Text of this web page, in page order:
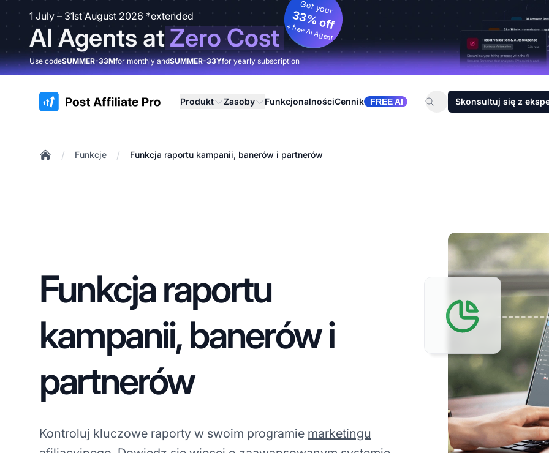
1 July – 31st August 2026 *extended
AI Agents atZero Cost
Get your
33% off
+ free AI Agent
Use codeSUMMER-33Mfor monthly andSUMMER-33Yfor yearly subscription
:site.title Produkt Zasoby FunkcjonalnościCennik FREE AI Skonsultuj się z
/ Funkcje / Funkcja raportu kampanii, banerów i partnerów
Funkcja raportu
kampanii, banerów i
partnerów
Kontroluj kluczowe raporty w swoim programie marketingu